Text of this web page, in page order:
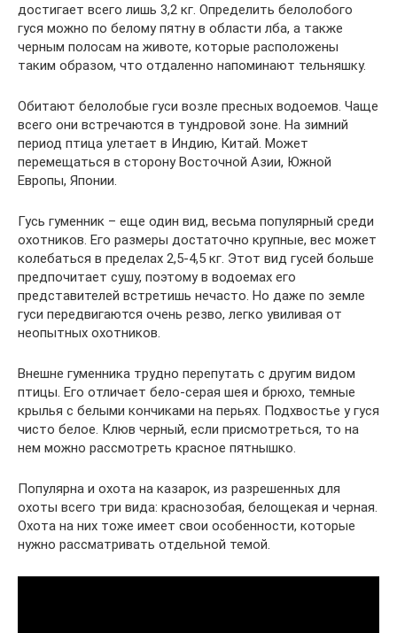
достигает всего лишь 3,2 кг. Определить белолобого
гуся можно по белому пятну в области лба, а также
черным полосам на животе, которые расположены
таким образом, что отдаленно напоминают тельняшку.
Обитают белолобые гуси возле пресных водоемов. Чаще
всего они встречаются в тундровой зоне. На зимний
период птица улетает в Индию, Китай. Может
перемещаться в сторону Восточной Азии, Южной
Европы, Японии.
Гусь гуменник – еще один вид, весьма популярный среди
охотников. Его размеры достаточно крупные, вес может
колебаться в пределах 2,5-4,5 кг. Этот вид гусей больше
предпочитает сушу, поэтому в водоемах его
представителей встретишь нечасто. Но даже по земле
гуси передвигаются очень резво, легко увиливая от
неопытных охотников.
Внешне гуменника трудно перепутать с другим видом
птицы. Его отличает бело-серая шея и брюхо, темные
крылья с белыми кончиками на перьях. Подхвостье у гуся
чисто белое. Клюв черный, если присмотреться, то на
нем можно рассмотреть красное пятнышко.
Популярна и охота на казарок, из разрешенных для
охоты всего три вида: краснозобая, белощекая и черная.
Охота на них тоже имеет свои особенности, которые
нужно рассматривать отдельной темой.